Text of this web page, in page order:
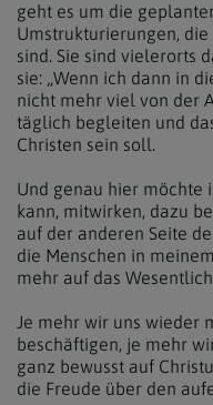
geht es um die
Umstrukturierungen,
sind. Sie sind vielerorts
sie: „Wenn ich dann in
nicht mehr viel von der
täglich begleiten und
Christen sein soll.
Und genau hier möchte
kann, mitwirken, dazu
auf der anderen Seite
die Menschen in
mehr auf das
Je mehr wir uns wieder
beschäftigen, je mehr
ganz bewusst auf
die Freude über den